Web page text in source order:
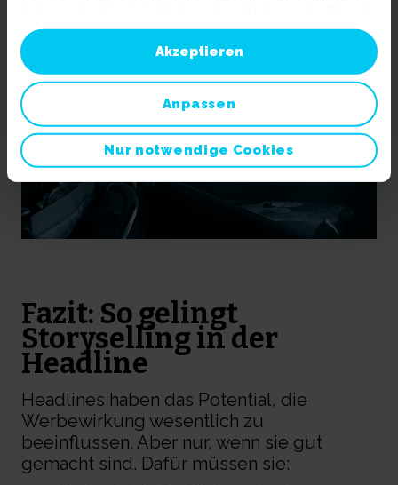
gesammelt haben. Sie geben Einwilligung zu unseren
Cookies, wenn Sie unsere Webseite weiterhin nutzen.
Mehr erfahren:Impressum||Datenschutz
Akzeptieren
Anpassen
Nur notwendige Cookies
Fazit: So gelingt
Storyselling inder
Headline
Headlines haben das Potential, die
Werbewirkung wesentlich zu
beeinflussen. Aber nur, wenn sie gut
gemacht sind. Dafür müssen sie: